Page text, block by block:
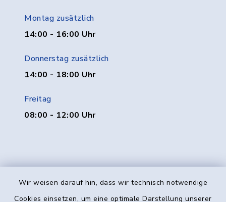
Wir weisen darauf hin, dass wir technisch notwendige
Cookies einsetzen, um eine optimale Darstellung unserer
Montag zusätzlich
14:00 - 16:00 Uhr
Donnerstag zusätzlich
14:00 - 18:00 Uhr
Freitag
08:00 - 12:00 Uhr
Kontakt